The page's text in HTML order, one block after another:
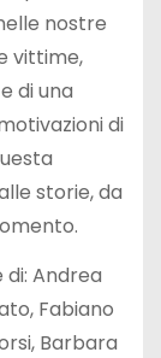
nostre
vittime,
di una
di
storie, da
Andrea
Fabiano
Barbara